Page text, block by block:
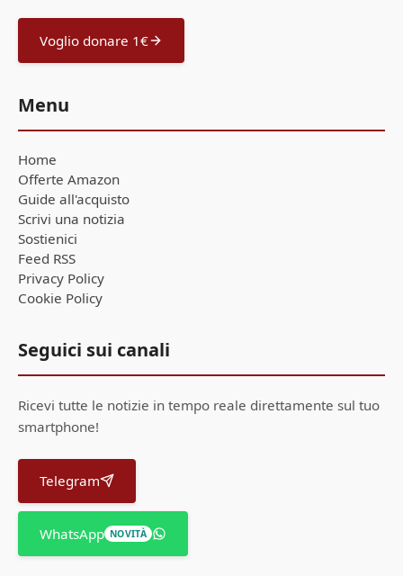
Voglio donare 1€
Menu
Home
Offerte Amazon
Guide all'acquisto
Scrivi una notizia
Sostienici
Feed RSS
Privacy Policy
Cookie Policy
Seguici sui canali
Ricevi tutte le notizie in tempo reale direttamente sul tuo
smartphone!
Telegram
WhatsApp NOVITÀ